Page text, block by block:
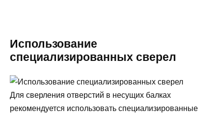
Использование
специализированных сверел
Для сверления отверстий в несущих балках
рекомендуется использовать специализированные